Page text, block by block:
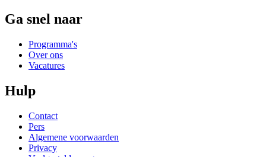
Ga snel naar
Programma's
Over ons
Vacatures
Hulp
Contact
Pers
Algemene voorwaarden
Privacy